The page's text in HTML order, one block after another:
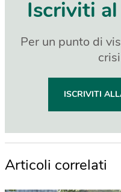
Iscriviti
Per un punto di
ISCRIVITI
Articoli correlati